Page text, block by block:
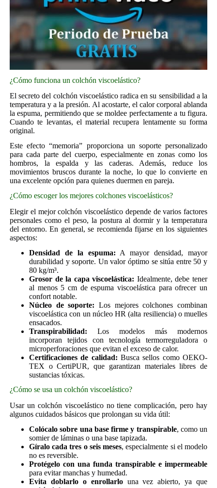
¿Cómo funciona un colchón viscoelástico?
El secreto del colchón viscoelástico radica en su sensibilidad a la
temperatura y a la presión. Al acostarte, el calor corporal ablanda
la espuma, permitiendo que se moldee perfectamente a tu figura.
Cuando te levantas, el material recupera lentamente su forma
original.
Este efecto “memoria” proporciona un soporte personalizado
para cada parte del cuerpo, especialmente en zonas como los
hombros, la espalda y las caderas. Además, reduce los
movimientos bruscos durante la noche, lo que lo convierte en
una excelente opción para quienes duermen en pareja.
¿Cómo escoger los mejores colchones viscoelásticos?
Elegir el mejor colchón viscoelástico depende de varios factores
personales como el peso, la postura al dormir y la temperatura
del entorno. En general, se recomienda fijarse en los siguientes
aspectos:
Densidad de la espuma: A mayor densidad, mayor
durabilidad y soporte. Un valor óptimo se sitúa entre 50 y
80 kg/m³.
Grosor de la capa viscoelástica: Idealmente, debe tener
al menos 5 cm de espuma viscoelástica para ofrecer un
confort notable.
Núcleo de soporte: Los mejores colchones combinan
viscoelástica con un núcleo HR (alta resiliencia) o muelles
ensacados.
Transpirabilidad: Los modelos más modernos
incorporan tejidos con tecnología termorreguladora o
microperforaciones que evitan el exceso de calor.
Certificaciones de calidad: Busca sellos como OEKO-
TEX o CertiPUR, que garantizan materiales libres de
sustancias tóxicas.
¿Cómo se usa un colchón viscoelástico?
Usar un colchón viscoelástico no tiene complicación, pero hay
algunos cuidados básicos que prolongan su vida útil:
Colócalo sobre una base firme y transpirable, como un
somier de láminas o una base tapizada.
Gíralo cada tres o seis meses, especialmente si el modelo
no es reversible.
Protégelo con una funda transpirable e impermeable
para evitar manchas y humedad.
Evita doblarlo o enrollarlouna vez abierto, ya que